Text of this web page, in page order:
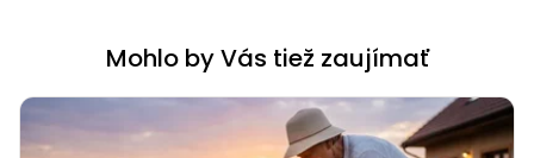
Mohlo by Vás tiež zaujímať